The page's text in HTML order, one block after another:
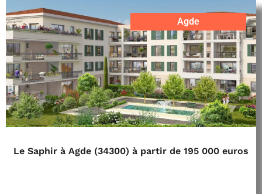
Agde
Le Saphir à Agde (34300) à partir de 195 000 euros